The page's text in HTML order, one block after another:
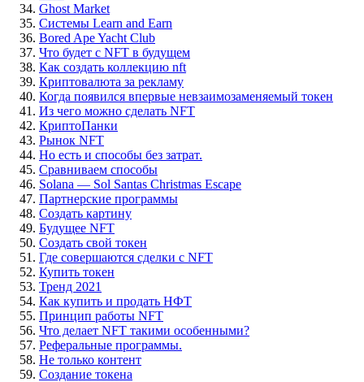
Ghost Market
Системы Learn and Earn
Bored Ape Yacht Club
Что будет с NFT в будущем
Как создать коллекцию nft
Криптовалюта за рекламу
Когда появился впервые невзаимозаменяемый токен
Из чего можно сделать NFT
КриптоПанки
Рынок NFT
Но есть и способы без затрат.
Сравниваем способы
Solana — Sol Santas Christmas Escape
Партнерские программы
Создать картину
Будущее NFT
Создать свой токен
Где совершаются сделки с NFT
Купить токен
Тренд 2021
Как купить и продать НФТ
Принцип работы NFT
Что делает NFT такими особенными?
Реферальные программы.
Не только контент
Создание токена